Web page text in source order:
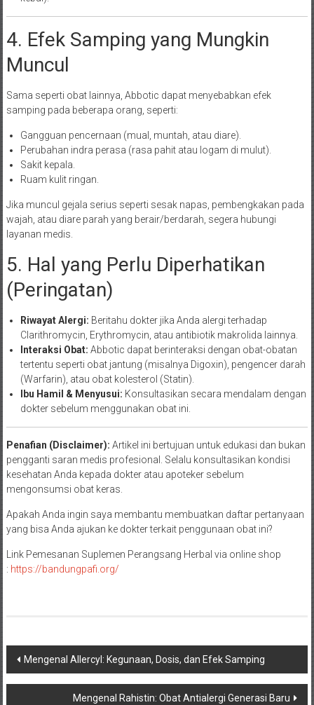
4. Efek Samping yang Mungkin
Muncul
Sama seperti obat lainnya, Abbotic dapat menyebabkan efek
samping pada beberapa orang, seperti:
Gangguan pencernaan (mual, muntah, atau diare).
Perubahan indra perasa (rasa pahit atau logam di mulut).
Sakit kepala.
Ruam kulit ringan.
Jika muncul gejala serius seperti sesak napas, pembengkakan pada
wajah, atau diare parah yang berair/berdarah, segera hubungi
layanan medis.
5. Hal yang Perlu Diperhatikan
(Peringatan)
Riwayat Alergi: Beritahu dokter jika Anda alergi terhadap
Clarithromycin, Erythromycin, atau antibiotik makrolida lainnya.
Interaksi Obat: Abbotic dapat berinteraksi dengan obat-obatan
tertentu seperti obat jantung (misalnya Digoxin), pengencer darah
(Warfarin), atau obat kolesterol (Statin).
Ibu Hamil & Menyusui: Konsultasikan secara mendalam dengan
dokter sebelum menggunakan obat ini.
Penafian (Disclaimer): Artikel ini bertujuan untuk edukasi dan bukan
pengganti saran medis profesional. Selalu konsultasikan kondisi
kesehatan Anda kepada dokter atau apoteker sebelum
mengonsumsi obat keras.
Apakah Anda ingin saya membantu membuatkan daftar pertanyaan
yang bisa Anda ajukan ke dokter terkait penggunaan obat ini?
Link Pemesanan Suplemen Perangsang Herbal via online shop
: https://bandungpafi.org/
Navigasi
pos
Mengenal Allercyl: Kegunaan, Dosis, dan Efek Samping
Mengenal Rahistin: Obat Antialergi Generasi Baru